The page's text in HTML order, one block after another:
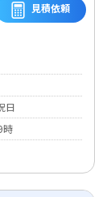
見積依頼
日
時